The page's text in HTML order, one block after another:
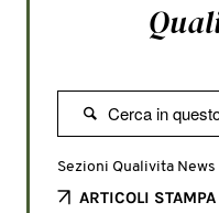

Sezioni Qualivita News
ARTICOLI